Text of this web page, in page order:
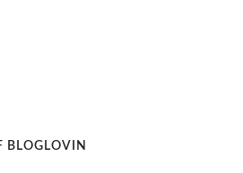
BLOGLOVIN